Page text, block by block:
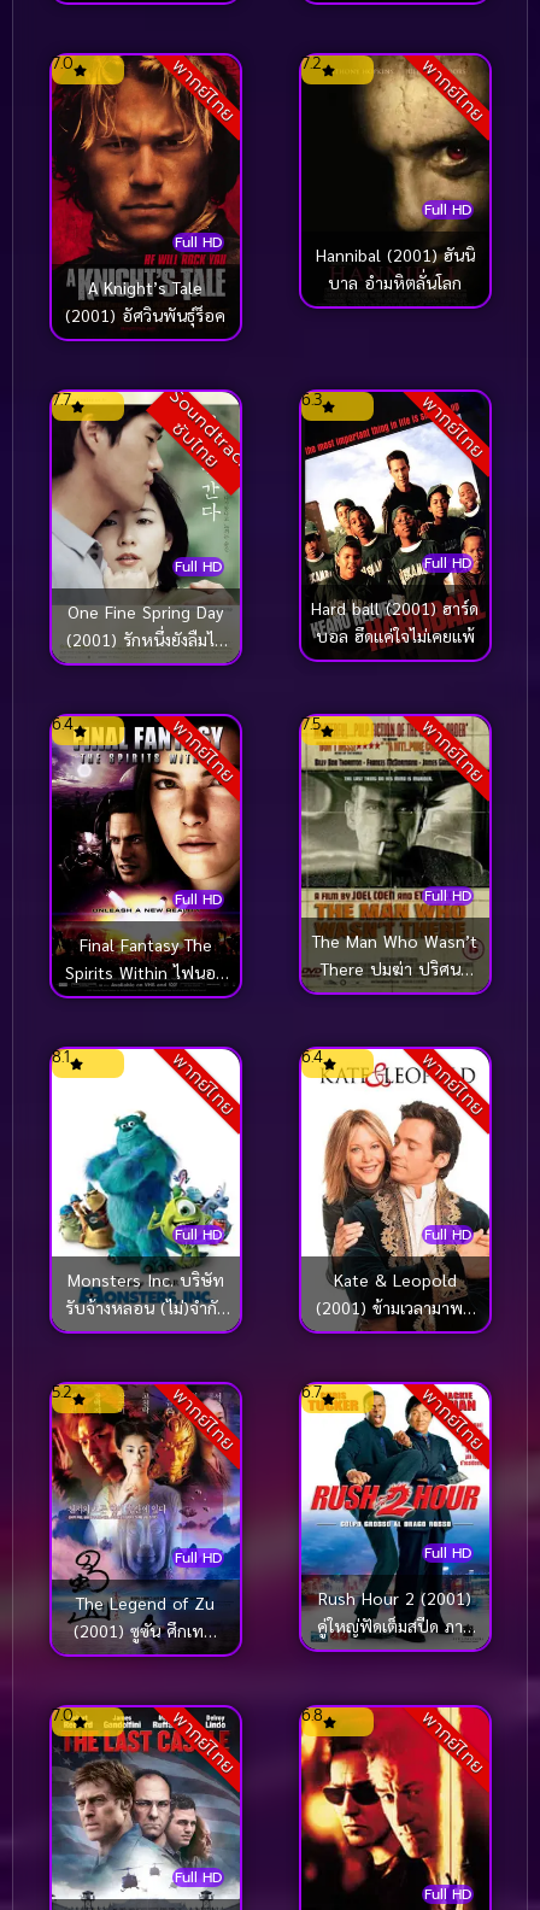
พากย์ไทย
Full HD
7.0
A Knight’s Tale
(2001) อัศวินพันธุ์ร็อค
พากย์ไทย
Full HD
7.2
Hannibal (2001) ฮันนิ
บาล อำมหิตลั่นโลก
S
o
u
n
d
t
r
a
c
k
ซั
บ
ไ
ท
ย
Full HD
7.7
One Fine Spring Day
(2001) รักหนึ่งยังลืมไม่
ลง (ซับไทย)
พากย์ไทย
Full HD
6.3
Hard ball (2001) ฮาร์ด
บอล ฮึดแค่ใจไม่เคยแพ้
พากย์ไทย
Full HD
6.4
Final Fantasy The
Spirits Within ไฟนอล
แฟนตาซี ปฐมบท แห่ง
(2001)
พากย์ไทย
Full HD
7.5
The Man Who Wasn’t
There ปมฆ่า ปริศนา
อำพราง (2001)
พากย์ไทย
Full HD
8.1
Monsters Inc. บริษัท
รับจ้างหลอน (ไม่)จำกัด
(2001)
พากย์ไทย
Full HD
6.4
Kate & Leopold
(2001) ข้ามเวลามาพบ
รัก
พากย์ไทย
Full HD
5.2
The Legend of Zu
(2001) ซูซัน ศึกเทพ
ยุทธถล่มฟ้า
พากย์ไทย
Full HD
6.7
Rush Hour 2 (2001)
คู่ใหญ่ฟัดเต็มสปีด ภาค
2
พากย์ไทย
Full HD
7.0 พากย์ไทย
Full HD
6.8